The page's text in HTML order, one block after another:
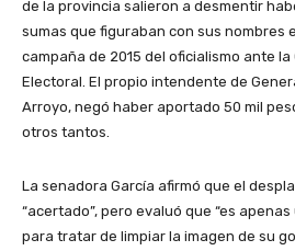
de la provincia salieron a desmentir
sumas que figuraban con sus nombres
campaña de 2015 del oficialismo ante la
Electoral. El propio intendente de
Arroyo, negó haber aportado 50 mil
otros tantos.
La senadora García afirmó que el
“acertado”, pero evaluó que “es
para tratar de limpiar la imagen de su